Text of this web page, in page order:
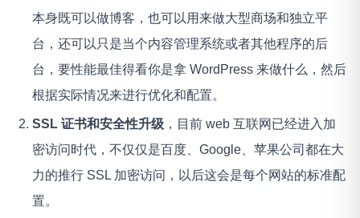
本身既可以做博客，也可以用来做大型商场和独立平
台，还可以只是当个内容管理系统或者其他程序的后
台，要性能最佳得看你是拿 WordPress 来做什么，然后
根据实际情况来进行优化和配置。
SSL 证书和安全性升级 ，目前 web 互联网已经进入加
密访问时代，不仅仅是百度、Google、苹果公司都在大
力的推行 SSL 加密访问，以后这会是每个网站的标准配
置。